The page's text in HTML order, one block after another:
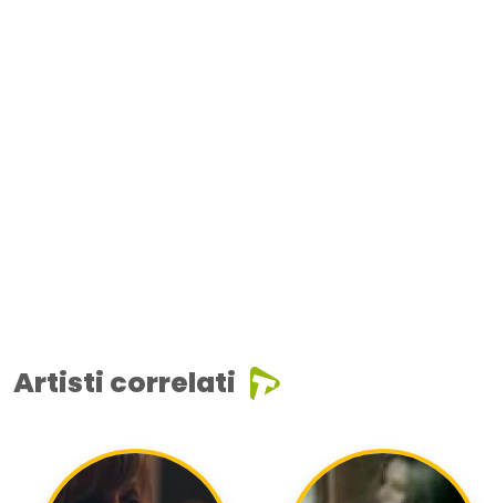
Artisti correlati